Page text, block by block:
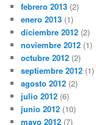
febrero 2013 (2)
enero 2013 (1)
diciembre 2012 (2)
noviembre 2012 (1)
octubre 2012 (2)
septiembre 2012 (1)
agosto 2012 (2)
julio 2012 (6)
junio 2012 (10)
mayo 2012 (7)